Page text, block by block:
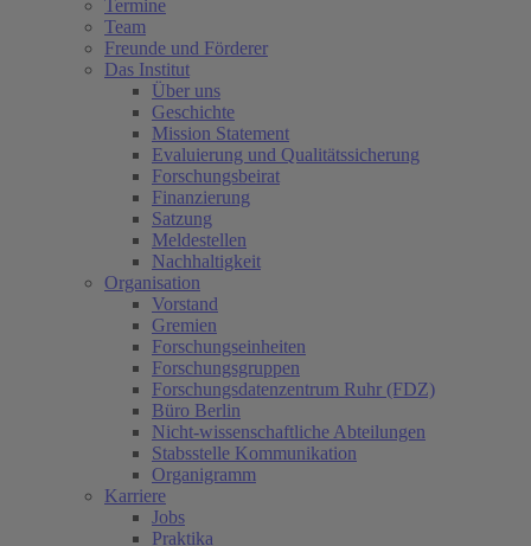
Termine
Team
Freunde und Förderer
Das Institut
Über uns
Geschichte
Mission Statement
Evaluierung und Qualitätssicherung
Forschungsbeirat
Finanzierung
Satzung
Meldestellen
Nachhaltigkeit
Organisation
Vorstand
Gremien
Forschungseinheiten
Forschungsgruppen
Forschungsdatenzentrum Ruhr (FDZ)
Büro Berlin
Nicht-wissenschaftliche Abteilungen
Stabsstelle Kommunikation
Organigramm
Karriere
Jobs
Praktika